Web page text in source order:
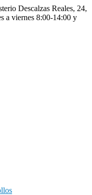
Descalzas Reales, 24,
a viernes 8:00-14:00 y